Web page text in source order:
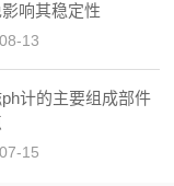
响其稳定性
13
计的主要组成部件
15